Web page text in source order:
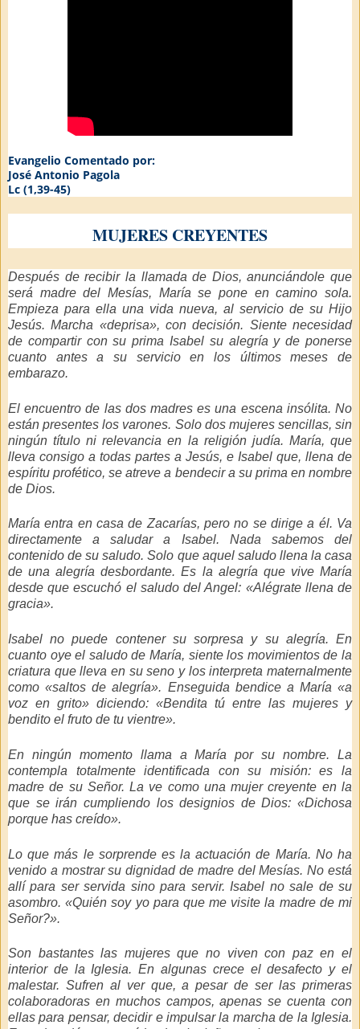
Evangelio Comentado por:
José Antonio Pagola
Lc (1,39-45)
MUJERES CREYENTES
Después de recibir la llamada de Dios, anunciándole que
será madre del Mesías, María se pone en camino sola.
Empieza para ella una vida nueva, al servicio de su Hijo
Jesús. Marcha «deprisa», con decisión. Siente necesidad
de compartir con su prima Isabel su alegría y de ponerse
cuanto antes a su servicio en los últimos meses de
embarazo.
El encuentro de las dos madres es una escena insólita. No
están presentes los varones. Solo dos mujeres sencillas, sin
ningún título ni relevancia en la religión judía. María, que
lleva consigo a todas partes a Jesús, e Isabel que, llena de
espíritu profético, se atreve a bendecir a su prima en nombre
de Dios.
María entra en casa de Zacarías, pero no se dirige a él. Va
directamente a saludar a Isabel. Nada sabemos del
contenido de su saludo. Solo que aquel saludo llena la casa
de una alegría desbordante. Es la alegría que vive María
desde que escuchó el saludo del Angel: «Alégrate llena de
gracia».
Isabel no puede contener su sorpresa y su alegría. En
cuanto oye el saludo de María, siente los movimientos de la
criatura que lleva en su seno y los interpreta maternalmente
como «saltos de alegría». Enseguida bendice a María «a
voz en grito» diciendo: «Bendita tú entre las mujeres y
bendito el fruto de tu vientre».
En ningún momento llama a María por su nombre. La
contempla totalmente identificada con su misión: es la
madre de su Señor. La ve como una mujer creyente en la
que se irán cumpliendo los designios de Dios: «Dichosa
porque has creído».
Lo que más le sorprende es la actuación de María. No ha
venido a mostrar su dignidad de madre del Mesías. No está
allí para ser servida sino para servir. Isabel no sale de su
asombro.«Quién soy yo para que me visite la madre de mi
Señor?».
Son bastantes las mujeres que no viven con paz en el
interior de la Iglesia. En algunas crece el desafecto y el
malestar. Sufren al ver que, a pesar de ser las primeras
colaboradoras en muchos campos, apenas se cuenta con
ellas para pensar, decidir e impulsar la marcha de la Iglesia.